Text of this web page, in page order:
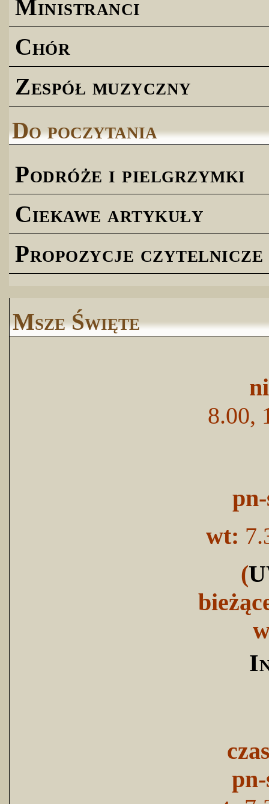
Ministranci
Chór
Zespół muzyczny
Do poczytania
Podróże i pielgrzymki
Ciekawe artykuły
Propozycje czytelnicze
Msze Święte
8.00,
wt:
(